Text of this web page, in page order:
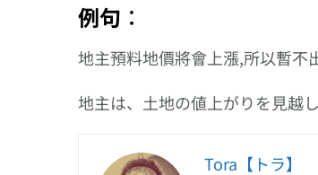
例句︰
地主預料地價將會上漲,所以暫不
地主は、土地の値上がりを見越
Tora【トラ】